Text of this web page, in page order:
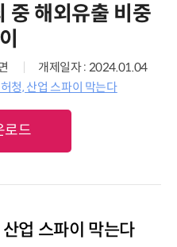
중 해외유출 비중
개제일자 : 2024.01.04
청, 산업 스파이 막는다
로드
업 스파이 막는다